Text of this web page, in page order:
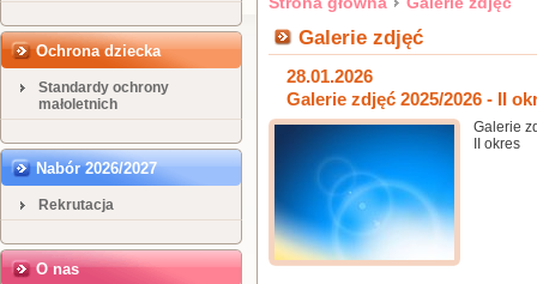
Ochrona dziecka
Standardy ochrony
małoletnich
Nabór 2026/2027
Rekrutacja
O nas
Galerie zdjęć
28.01.2026
Galerie zdjęć 2025/2026 - II
Galerie
II okres